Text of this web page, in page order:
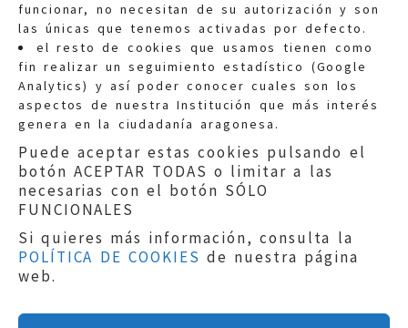
funcionar, no necesitan de su autorización y son
las únicas que tenemos activadas por defecto.
el resto de cookies que usamos tienen como
fin realizar un seguimiento estadístico (Google
Analytics) y así poder conocer cuales son los
aspectos de nuestra Institución que más interés
genera en la ciudadanía aragonesa.
Puede aceptar estas cookies pulsando el
botón ACEPTAR TODAS o limitar a las
necesarias con el botón SÓLO
FUNCIONALES
Si quieres más información, consulta la
POLÍTICA DE COOKIES de nuestra página
web.
Quejas:quejas@eljusticiadearagon.es
Información general:
informacion@eljusticiadearagon.es
Teléfonos:900 210 210/
Aviso legal|Política de privacidad|
Protección de Datos